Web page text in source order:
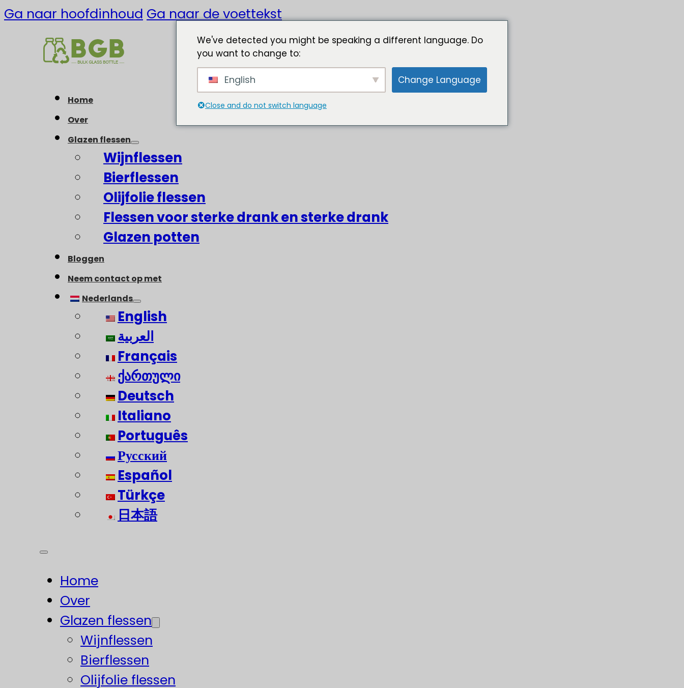
Ga naar hoofdinhoud Ga naar de voettekst
Home
Over
Glazen flessen
Wijnflessen
Bierflessen
Olijfolie flessen
Flessen voor sterke drank en sterke drank
Glazen potten
Bloggen
Neem contact op met
Nederlands
English
العربية
Français
ქართული
Deutsch
Italiano
Português
Русский
Español
Türkçe
日本語
Home
Over
Glazen flessen
Wijnflessen
Bierflessen
Olijfolie flessen
We've detected you might be speaking a different language. Do
you want to change to:
English Change Language
Close and do not switch language